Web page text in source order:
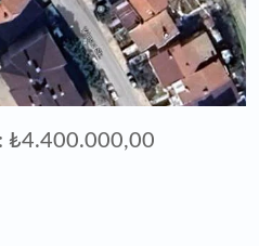
₺4.400.000,00